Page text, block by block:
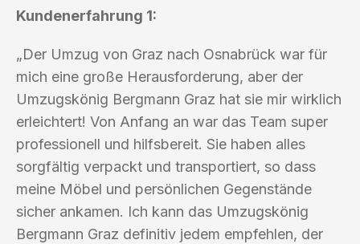
Kundenerfahrung 1:
„Der Umzug von Graz nach Osnabrück war für
mich eine große Herausforderung, aber der
Umzugskönig Bergmann Graz hat sie mir wirklich
erleichtert! Von Anfang an war das Team super
professionell und hilfsbereit. Sie haben alles
sorgfältig verpackt und transportiert, so dass
meine Möbel und persönlichen Gegenstände
sicher ankamen. Ich kann das Umzugskönig
Bergmann Graz definitiv jedem empfehlen, der